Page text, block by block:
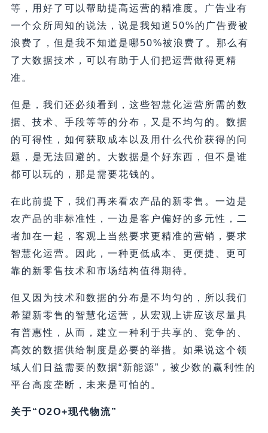
等，用好了可以帮助提高运营的精准度。广告业有
一个众所周知的说法，说是我知道50%的广告费被
浪费了，但是我不知道是哪50%被浪费了。那么有
了大数据技术，可以有助于人们把运营做得更精
准。
但是，我们还必须看到，这些智慧化运营所需的数
据、技术、手段等等的分布，又是不均匀的。数据
的可得性，如何获取成本以及用什么代价获得的问
题，是无法回避的。大数据是个好东西，但不是谁
都可以玩的，那是需要花钱的。
在此前提下，我们再来看农产品的新零售。一边是
农产品的非标准性，一边是客户偏好的多元性，二
者加在一起，客观上当然要求更精准的营销，要求
智慧化运营。因此，一种更低成本、更便捷、更可
靠的新零售技术和市场结构值得期待。
但又因为技术和数据的分布是不均匀的，所以我们
希望新零售的智慧化运营，从宏观上讲应该尽量具
有普惠性，从而，建立一种利于共享的、竞争的、
高效的数据供给制度是必要的举措。如果说这个领
域人们日益需要的数据“新能源”，被少数的赢利性的
平台高度垄断，未来是可怕的。
关于“O2O+现代物流”